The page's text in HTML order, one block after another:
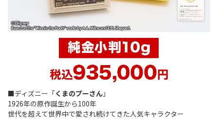
■ディズニー「くまのプーさん 」
1926年の原作誕生から100年
世代を超えて世界中で愛され続けてきた人気キャラクター